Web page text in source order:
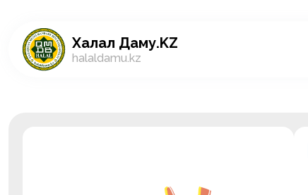
Халал Даму.KZ
halaldamu.kz